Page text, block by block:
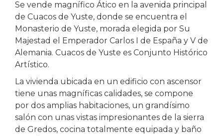
Se vende magnífico Ático en la avenida principal
de Cuacos de Yuste, donde se encuentra el
Monasterio de Yuste, morada elegida por Su
Majestad el Emperador Carlos I de España y V de
Alemania. Cuacos de Yuste es Conjunto Histórico
Artístico.
La vivienda ubicada en un edificio con ascensor
tiene unas magníficas calidades, se compone
por dos amplias habitaciones, un grandísimo
salón con unas vistas impresionantes de la sierra
de Gredos, cocina totalmente equipada y baño